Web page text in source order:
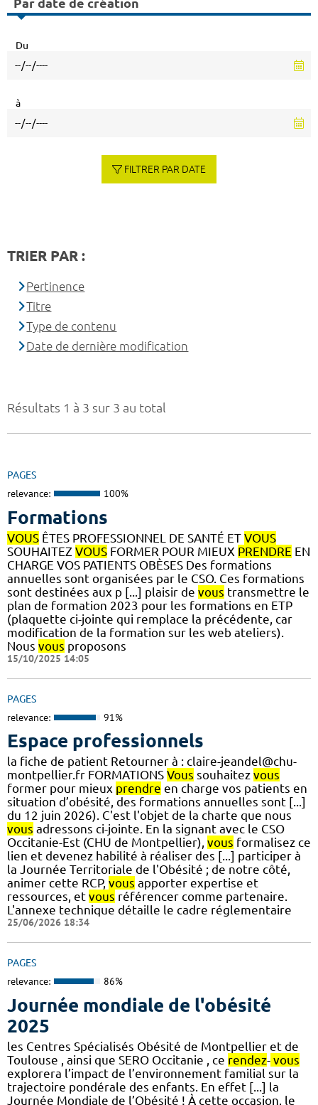
Résultats 1 à 3 sur 3 au total
PAGES
relevance: 100%
Formations
VOUS ÊTES PROFESSIONNEL DE SANTÉ ET VOUS
SOUHAITEZ VOUS FORMER POUR MIEUX PRENDRE EN
CHARGE VOS PATIENTS OBÈSES Des formations
annuelles sont organisées par le CSO. Ces formations
sont destinées aux p [...] plaisir de vous transmettre le
plan de formation 2023 pour les formations en ETP
(plaquette ci-jointe qui remplace la précédente, car
modification de la formation sur les web ateliers).
Nous vous proposons
15/10/2025 14:05
PAGES
relevance: 91%
Espace professionnels
la fiche de patient Retourner à : claire-jeandel@chu-
montpellier.fr FORMATIONS Vous souhaitez vous
former pour mieux prendre en charge vos patients en
situation d’obésité, des formations annuelles sont [...]
du 12 juin 2026). C'est l'objet de la charte que nous
vous adressons ci-jointe. En la signant avec le CSO
Occitanie-Est (CHU de Montpellier), vous formalisez ce
lien et devenez habilité à réaliser des [...] participer à
la Journée Territoriale de l'Obésité ; de notre côté,
animer cette RCP, vous apporter expertise et
ressources, et vous référencer comme partenaire.
L'annexe technique détaille le cadre réglementaire
25/06/2026 18:34
PAGES
relevance: 86%
Journée mondiale de l'obésité
2025
les Centres Spécialisés Obésité de Montpellier et de
Toulouse , ainsi que SERO Occitanie , ce rendez- vous
explorera l’impact de l’environnement familial sur la
trajectoire pondérale des enfants. En effet [...] la
Journée Mondiale de l’Obésité ! À cette occasion, le
Du
à
FILTRER PAR DATE
TRIER PAR :
Pertinence
Titre
Type de contenu
Date de dernière modification